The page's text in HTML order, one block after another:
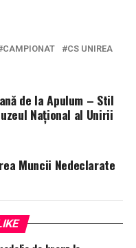
CAMPIONAT
CS UNIREA
de la Apulum – Stil
Național al Unirii
Muncii Nedeclarate